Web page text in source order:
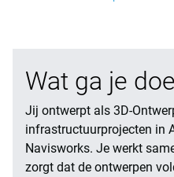
Wat ga je
Jij ontwerpt als 3D-
infrastructuurprojecten in
Navisworks. Je werkt
zorgt dat de ontwerpen